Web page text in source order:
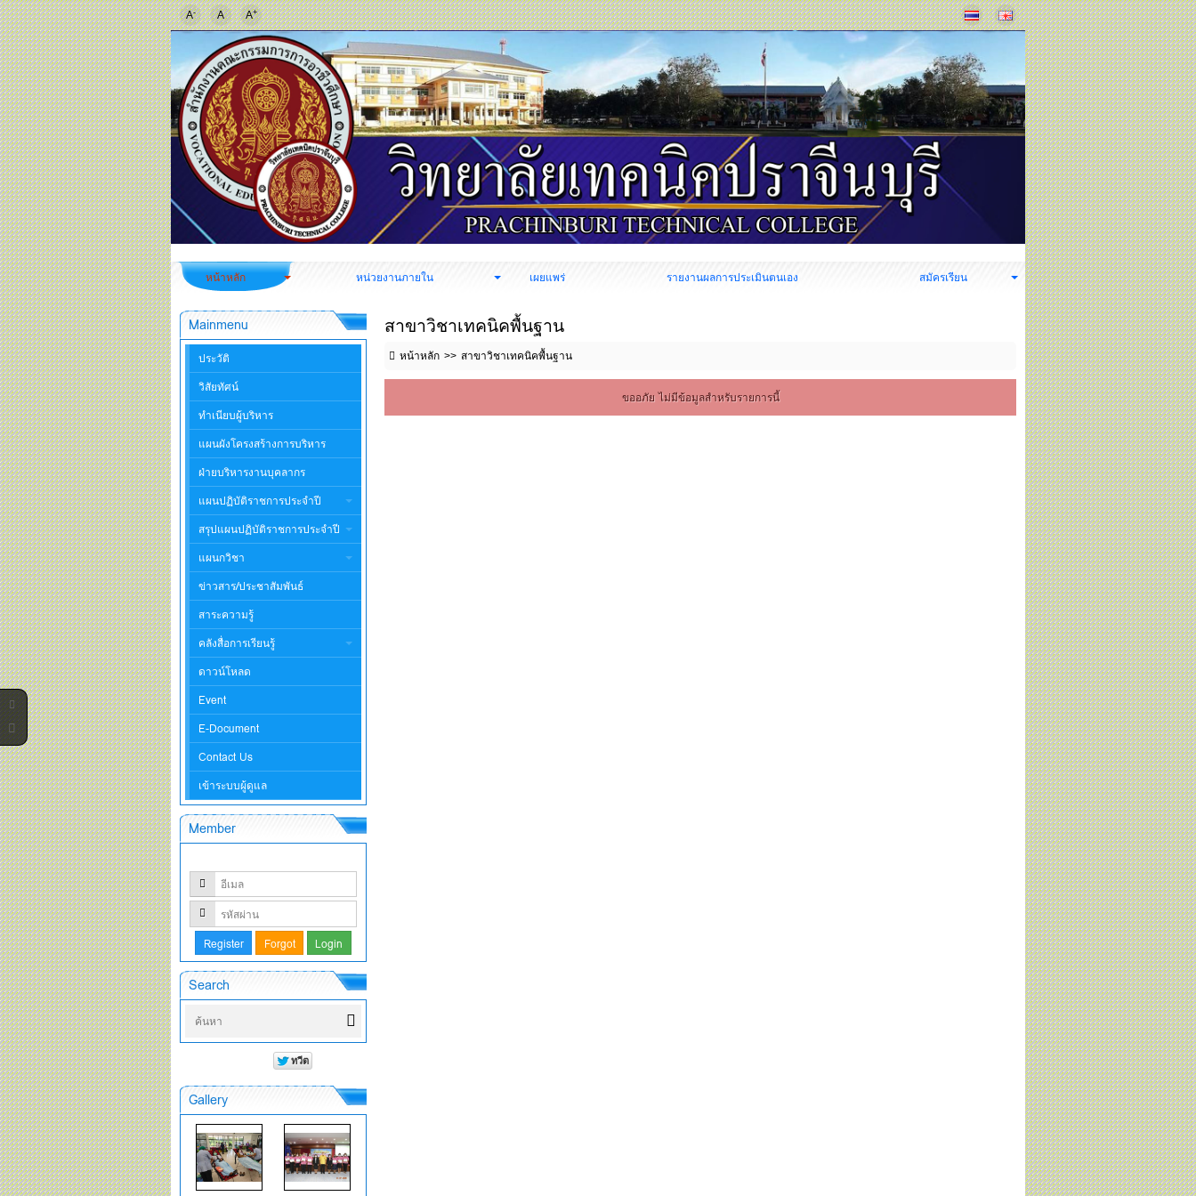
A- A A+
หน้าหลัก หน่วยงานภายใน เผยแพร่ รายงานผลการประเมินตนเอง สมัครเรียน
สาขาวิชาเทคนิคพื้นฐาน
หน้าหลัก สาขาวิชาเทคนิคพื้นฐาน
ขออภัย ไม่มีข้อมูลสำหรับรายการนี้
Mainmenu
ประวัติ
วิสัยทัศน์
ทำเนียบผู้บริหาร
แผนผังโครงสร้างการบริหาร
ฝ่ายบริหารงานบุคลากร
แผนปฏิบัติราชการประจำปี
สรุปแผนปฏิบัติราชการประจำปี
แผนกวิชา
ข่าวสาร/ประชาสัมพันธ์
สาระความรู้
คลังสื่อการเรียนรู้
ดาวน์โหลด
Event
E-Document
Contact Us
เข้าระบบผู้ดูแล
Member
Search
Gallery